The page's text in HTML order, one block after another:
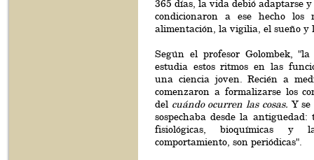
365 días, la vida debió adaptarse
condicionaron a ese hecho los
alimentación, la vigilia, el sueño y
Según el profesor Golombek,
estudia estos ritmos en las
una ciencia joven. Recién a
comenzaron a formalizarse los
del cuándo ocurren las cosas. Y se
sospechaba desde la antigüedad:
fisiológicas, bioquímicas y
comportamiento, son periódicas".